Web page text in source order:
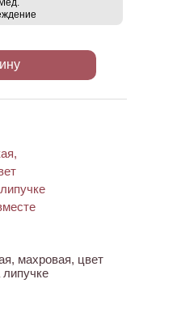
Мед.
махровая, цвет